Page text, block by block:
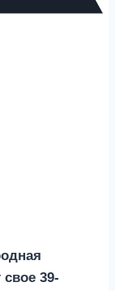
свое 39-